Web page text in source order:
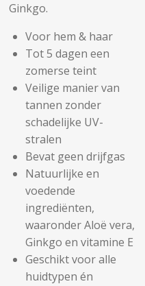
Ginkgo.
Voor hem & haar
Tot 5 dagen een
zomerse teint
Veilige manier van
tannen zonder
schadelijke UV-
stralen
Bevat geen drijfgas
Natuurlijke en
voedende
ingrediënten,
waaronder Aloë vera,
Ginkgo en vitamine E
Geschikt voor alle
huidtypen én